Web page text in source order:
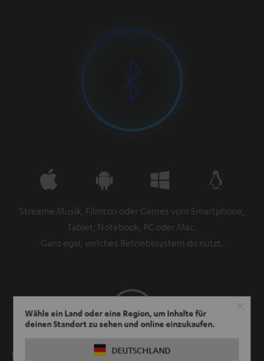
Wähle ein Land oder eine Region, um Inhalte für
deinen Standort zu sehen und online einzukaufen.
DEUTSCHLAND
Streame Musik, Filmton oder Games vom Smartphone,
Tablet, Notebook, PC oder Mac.
Ganz egal, welches Betriebssystem du nutzt.
Lippensynchron